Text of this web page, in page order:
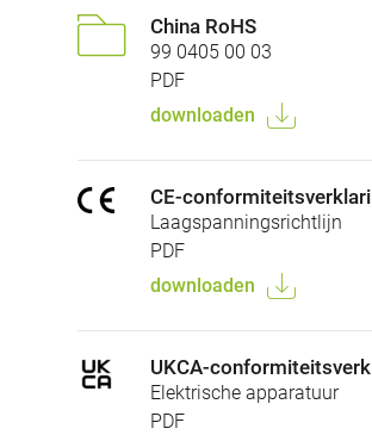
China RoHS
99 0405 00 03
PDF
downloaden
CE-
Laagspanningsrichtlijn
PDF
downloaden
UKCA-
Elektrische apparatuur
PDF